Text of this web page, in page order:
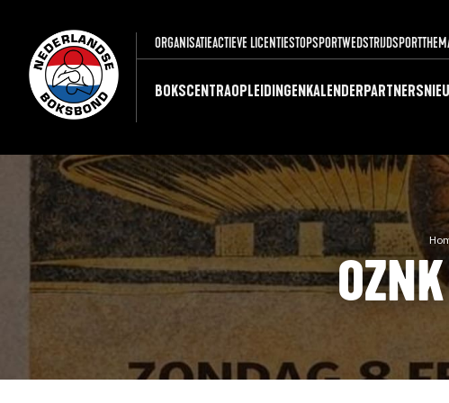
ORGANISATIEACTIEVE LICENTIESTOPSPORTWEDSTRIJDSPORT
BOKSCENTRAOPLEIDINGENKALENDERPARTNERS